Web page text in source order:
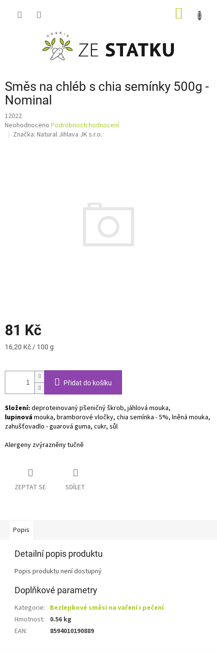
Směs na chléb s chia semínky 500g -
Nominal
12022
Průměrné
hodnocení
Neohodnoceno Podrobnosti hodnocení
Značka: Natural Jihlava JK s.r.o.
81 Kč
Měrná
16,20 Kč / 100 g
Přidat do košíku
Složení: deproteinovaný pšeničný škrob, jáhlová mouka,
lupinovámouka, bramborové vločky, chia semínka - 5%, lněná mouka,
zahušťovadlo - guarová guma, cukr, sůl
Alergeny zvýrazněny tučně
ZEPTAT SE SDÍLET
Popis
Detailní popis produktu
Popis produktu není dostupný
Doplňkové parametry
Kategorie: Bezlepkové směsi na vaření i pečení
Hmotnost:
0.56 kg
EAN: 8594010190889